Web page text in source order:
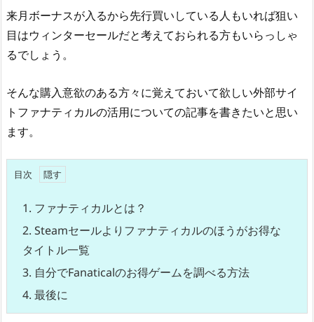
来月ボーナスが入るから先行買いしている人もいれば狙い
目はウィンターセールだと考えておられる方もいらっしゃ
るでしょう。
そんな購入意欲のある方々に覚えておいて欲しい外部サイ
トファナティカルの活用についての記事を書きたいと思い
ます。
目次
1. ファナティカルとは？
2. Steamセールよりファナティカルのほうがお得な
タイトル一覧
3. 自分でFanaticalのお得ゲームを調べる方法
4. 最後に